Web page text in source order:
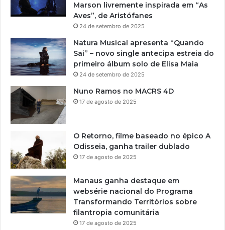
Marson livremente inspirada em “As
Aves”, de Aristófanes
24 de setembro de 2025
Natura Musical apresenta “Quando
Sai” – novo single antecipa estreia do
primeiro álbum solo de Elisa Maia
24 de setembro de 2025
Nuno Ramos no MACRS 4D
17 de agosto de 2025
O Retorno, filme baseado no épico A
Odisseia, ganha trailer dublado
17 de agosto de 2025
Manaus ganha destaque em
websérie nacional do Programa
Transformando Territórios sobre
filantropia comunitária
17 de agosto de 2025